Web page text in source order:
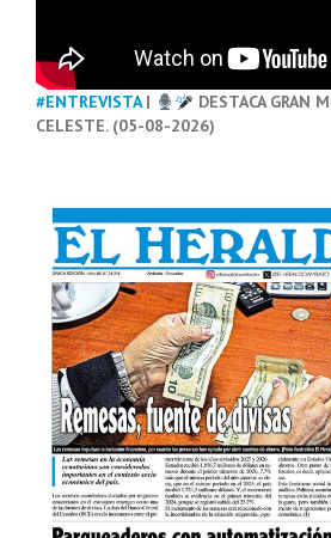
#ENTREVISTA|
DESTACA GRAN
CELESTE. (05-08-2026)